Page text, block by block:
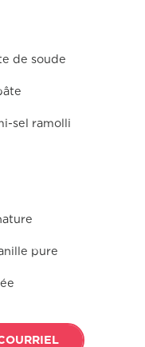
de soude
sel ramolli
pure